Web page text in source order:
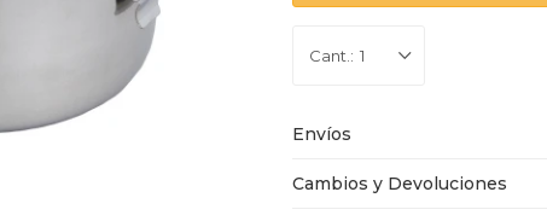
1
Envíos
Cambios y Devoluciones